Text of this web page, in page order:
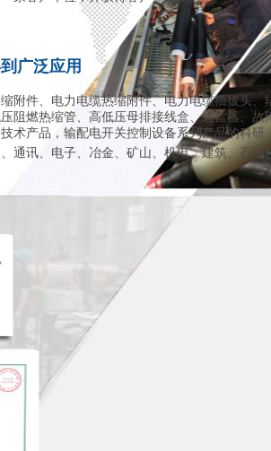
广泛应用
附件、电力电缆热缩附件、电力电缆插拔头、
阻燃热缩管、高低压母排接线盒、避雷器、故
术产品，输配电开关控制设备系列产品的科研
通讯、电子、冶金、矿山、机电、建筑、石油